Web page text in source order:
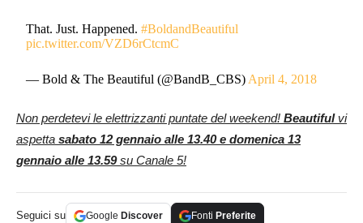
That. Just. Happened.#BoldandBeautiful
pic.twitter.com/VZD6rCtcmC
— Bold & The Beautiful (@BandB_CBS) April 4, 2018
Non perdetevi le elettrizzanti puntate del weekend! Beautifulvi
aspetta sabato 12 gennaio alle 13.40 e domenica 13
gennaio alle 13.59su Canale 5!
Seguici su Google Discover Fonti Preferite